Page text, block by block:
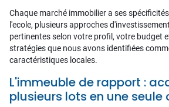
Chaque marché immobilier a ses
l'ecole, plusieurs approches
pertinentes selon votre profil, votre budget
stratégies que nous avons identifiées
caractéristiques locales.
L'immeuble de rapport :
plusieurs lots en une seule